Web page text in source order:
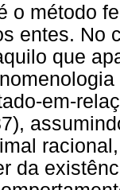
o método
entes. No
que
em-
da